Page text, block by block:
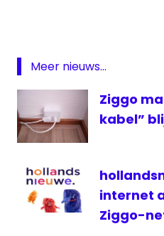
prijzen
televisie
Meer nieuws...
Ziggo
kabel”
internet
Ziggo-